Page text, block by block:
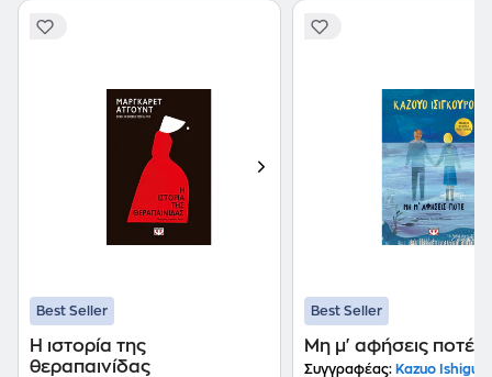
Best Seller
Η ιστορία της
θεραπαινίδας
Best Seller
Μη μ' αφήσεις ποτέ
Συγγραφέας: Kazuo Ishiguro